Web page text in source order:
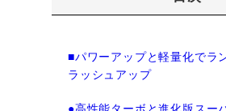
■パワーアップと軽量化でラ
ラッシュアップ
●高性能ターボと進化版スー